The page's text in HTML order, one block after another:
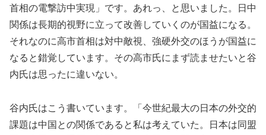
首相の電撃訪中実現」です。あれっ、と思いました。日中
関係は長期的視野に立って改善していくのが国益になる。
それなのに高市首相は対中敵視、強硬外交のほうが国益に
なると錯覚しています。その高市氏にまず読ませたいと谷
内氏は思ったに違いない。
谷内氏はこう書いています。「今世紀最大の日本の外交的
課題は中国との関係であると私は考えていた。日本は同盟